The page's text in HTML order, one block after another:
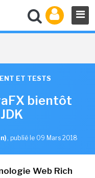
ET TESTS
bientôt
, publié le 09 Mars 2018
Web Rich